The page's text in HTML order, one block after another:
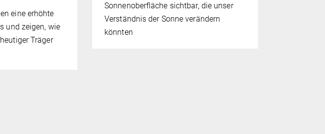
eine erhöhte
und zeigen, wie
Träger
Sonnenoberfläche sichtbar, die unser
Verständnis der Sonne verändern
könnten